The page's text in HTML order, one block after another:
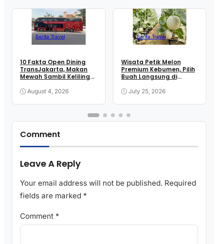
Berita Travel
10 Fakta Open Dining
TransJakarta, Makan
Mewah Sambil Keliling
August 4, 2026
Berita Travel
Wisata Petik Melon
Premium Kebumen, Pilih
Buah Langsung di
July 25, 2026
Comment
Leave A Reply
Your email address will not be published. Required
fields are marked *
Comment *